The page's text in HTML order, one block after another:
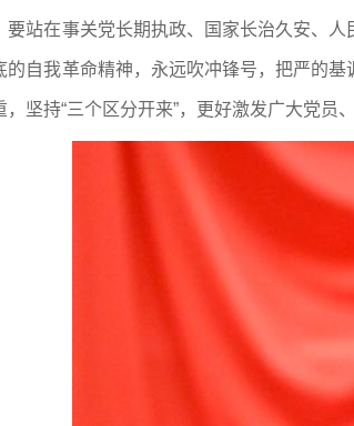
要站在事关党长期执政、国家长治久安、
的自我革命精神，永远吹冲锋号，把严的
，坚持“三个区分开来”，更好激发广大党